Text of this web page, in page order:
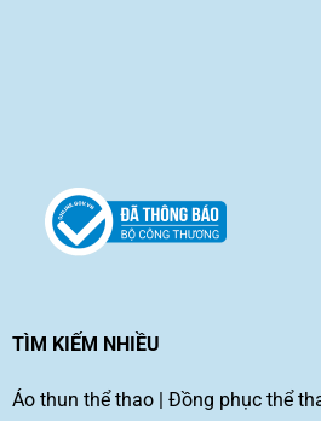
TÌM KIẾM NHIỀU
Áo thun thể thao| Đồng phục thể